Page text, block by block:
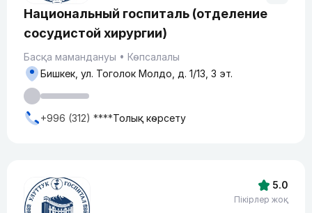
Национальный госпиталь (​отделение
сосудистой хирургии)
Басқа мамандануы
Көпсалалы
Бишкек, ул. ​Тоголок Молдо, д. 1/13, 3 эт.
+996 (312) ****Толық көрсету
5.0
Пікірлер жоқ